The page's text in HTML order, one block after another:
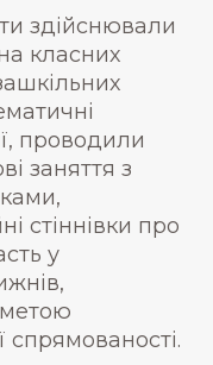
здійснювали
класних
проводили
заняття з
стіннівки про
у
метою
спрямованості.